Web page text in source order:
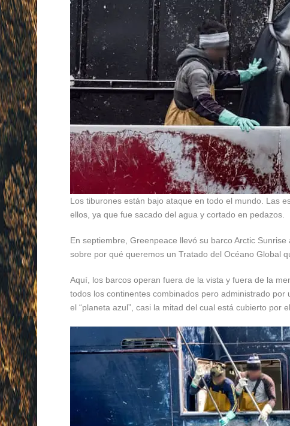
Los tiburones están bajo ataque en todo el mundo. Las
ellos, ya que fue sacado del agua y cortado en pedazos.
En septiembre, Greenpeace llevó su barco Arctic
sobre por qué queremos un Tratado del Océano Global
Aquí, los barcos operan fuera de la vista y fuera de la
todos los continentes combinados pero administrado
el “planeta azul”, casi la mitad del cual está cubierto por